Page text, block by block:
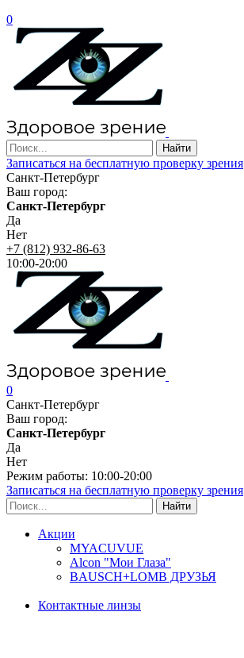
0
Записаться на бесплатную проверку зрения
Санкт-Петербург
Ваш город:
Санкт-Петербург
Да
Нет
+7 (812) 932-86-63
10:00-20:00
0
Санкт-Петербург
Ваш город:
Санкт-Петербург
Да
Нет
Режим работы: 10:00-20:00
Записаться на бесплатную проверку зрения
Акции
MYACUVUE
Alcon "Мои Глаза"
BAUSCH+LOMB ДРУЗЬЯ
Контактные линзы